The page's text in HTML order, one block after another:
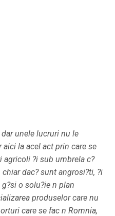
unele lucruri nu le
la acel act prin care se
agricoli ?i sub umbrela c?
dac? sunt angrosi?ti, ?i
o solu?ie n plan
produselor care nu
care se fac n Romnia,